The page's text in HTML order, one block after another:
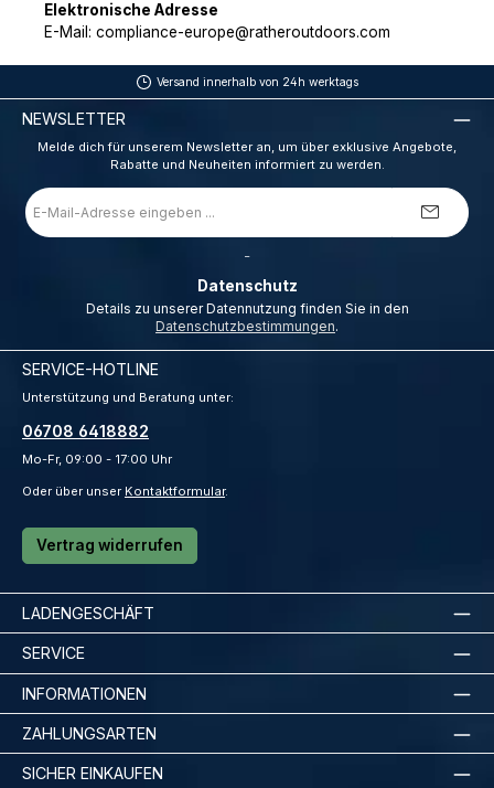
Elektronische Adresse
E-Mail: compliance-europe@ratheroutdoors.com
Versand innerhalb von 24h werktags
NEWSLETTER
Melde dich für unserem Newsletter an, um über exklusive Angebote,
Rabatte und Neuheiten informiert zu werden.
E-
Mail-
Adresse
Datenschutz
Datenschutzbestimmungen.
SERVICE-HOTLINE
Unterstützung und Beratung unter:
06708 6418882
Mo-Fr, 09:00 - 17:00 Uhr
Oder über unser Kontaktformular.
Vertrag widerrufen
LADENGESCHÄFT
SERVICE
INFORMATIONEN
ZAHLUNGSARTEN
SICHER EINKAUFEN